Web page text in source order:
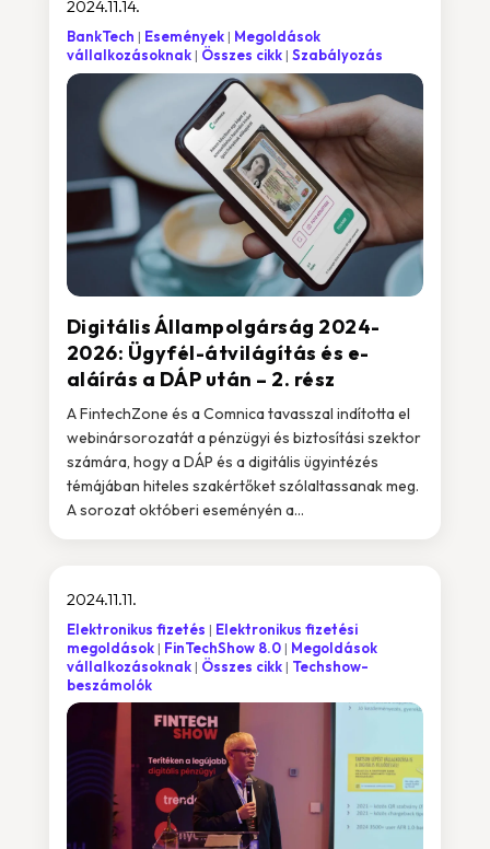
Digitális Állampolgárság 2024-
2026: Ügyfél-átvilágítás és e-
aláírás a DÁP után – 2. rész
2024.11.14.
BankTech Események
Megoldások
vállalkozásoknak
Összes cikk Szabályozás
A FintechZone és a Comnica tavasszal indította el
webinársorozatát a pénzügyi és biztosítási szektor
számára, hogy a DÁP és a digitális ügyintézés
témájában hiteles szakértőket szólaltassanak meg.
A sorozat októberi eseményén a...
2024.11.11.
Elektronikus fizetés
Elektronikus fizetési
megoldások
FinTechShow 8.0
Megoldások
vállalkozásoknak
Összes cikk
Techshow-
beszámolók